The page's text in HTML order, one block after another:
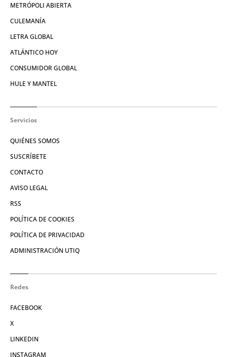
METRÓPOLI ABIERTA
CULEMANÍA
LETRA GLOBAL
ATLÁNTICO HOY
CONSUMIDOR GLOBAL
HULE Y MANTEL
Servicios
QUIÉNES SOMOS
SUSCRÍBETE
CONTACTO
AVISO LEGAL
RSS
POLÍTICA DE COOKIES
POLÍTICA DE PRIVACIDAD
ADMINISTRACIÓN UTIQ
Redes
FACEBOOK
X
LINKEDIN
INSTAGRAM